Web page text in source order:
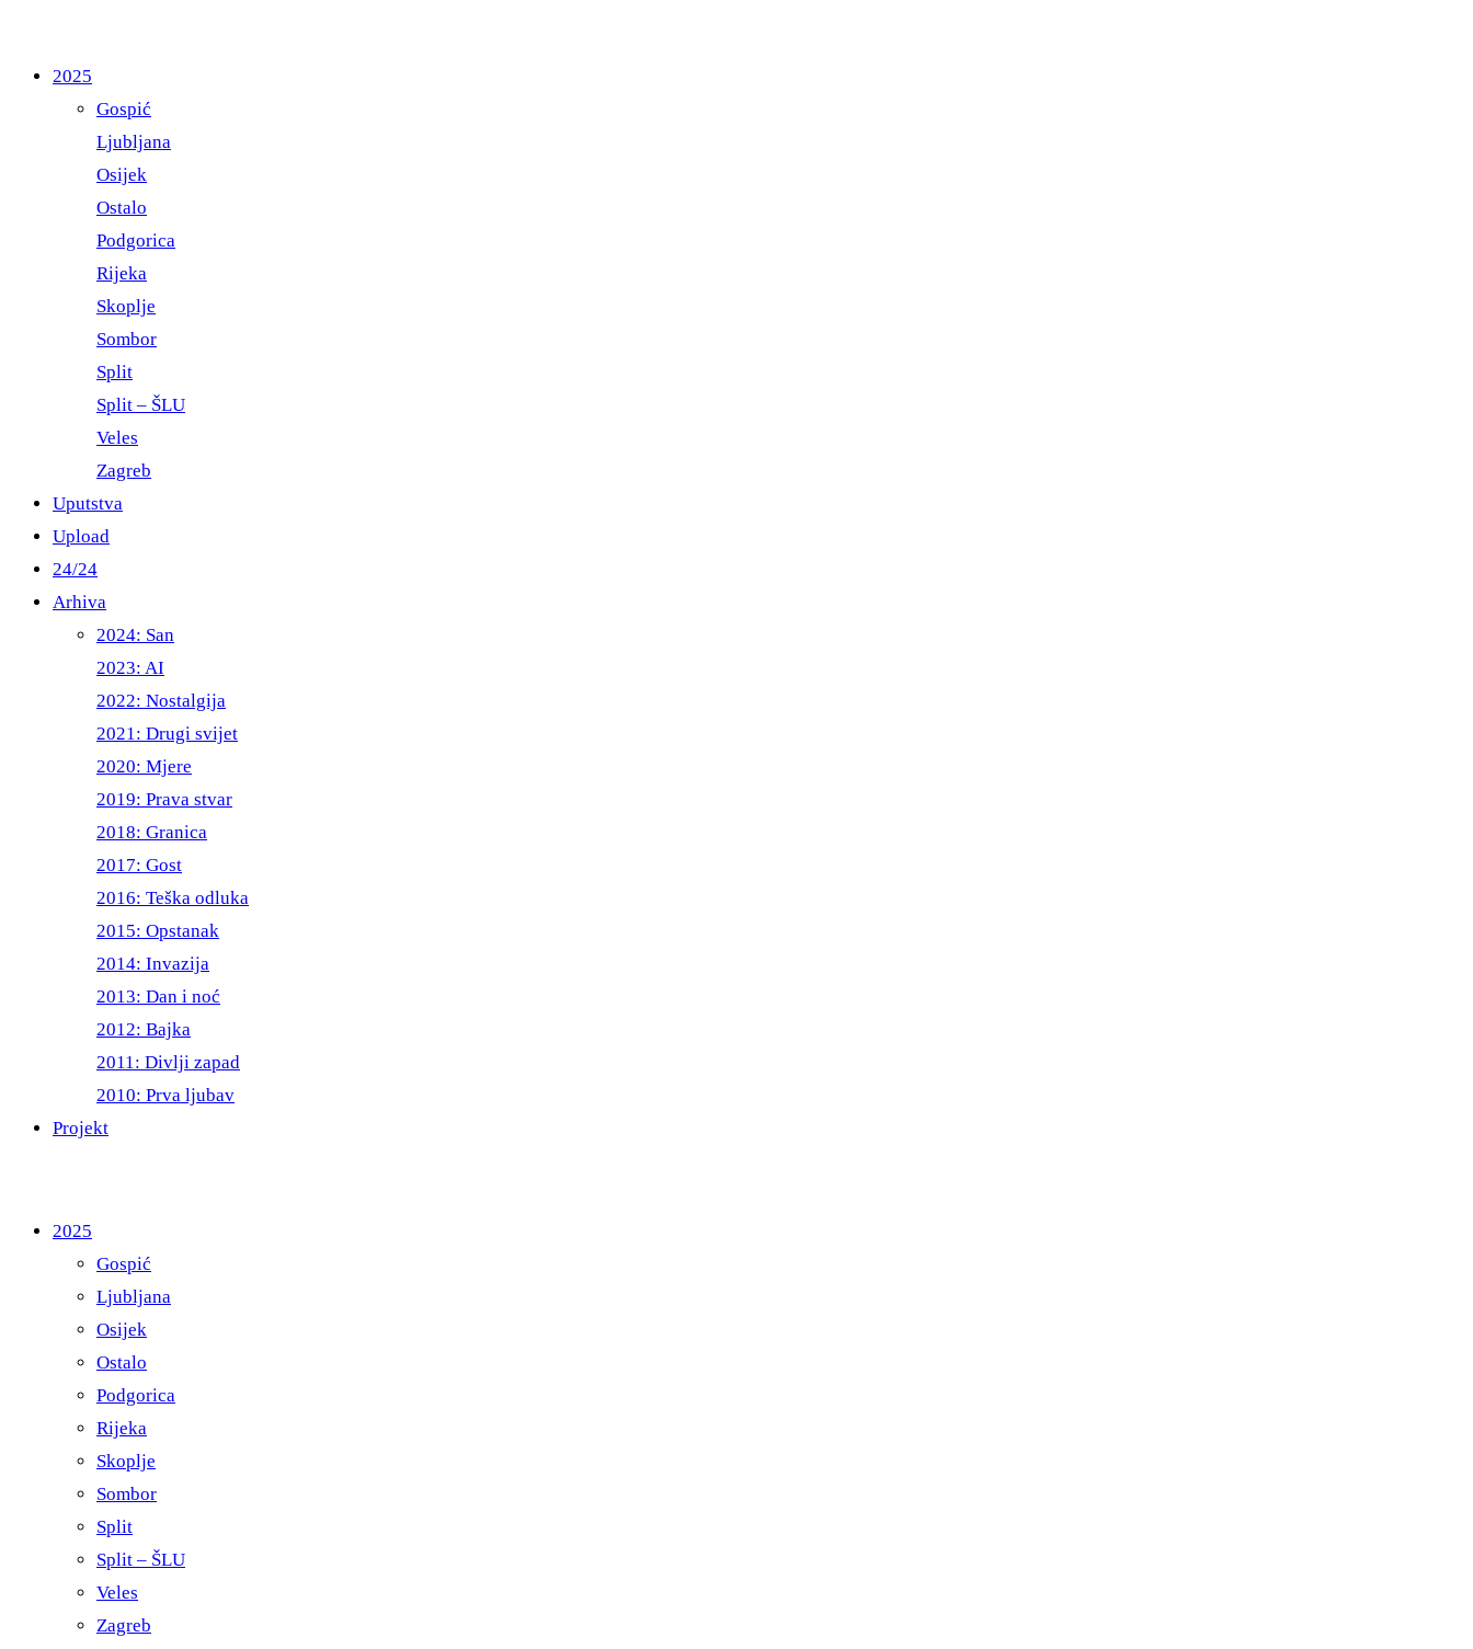
2025
Gospić
Ljubljana
Osijek
Ostalo
Podgorica
Rijeka
Skoplje
Sombor
Split
Split – ŠLU
Veles
Zagreb
Uputstva
Upload
24/24
Arhiva
2024: San
2023: AI
2022: Nostalgija
2021: Drugi svijet
2020: Mjere
2019: Prava stvar
2018: Granica
2017: Gost
2016: Teška odluka
2015: Opstanak
2014: Invazija
2013: Dan i noć
2012: Bajka
2011: Divlji zapad
2010: Prva ljubav
Projekt
2025
Gospić
Ljubljana
Osijek
Ostalo
Podgorica
Rijeka
Skoplje
Sombor
Split
Split – ŠLU
Veles
Zagreb